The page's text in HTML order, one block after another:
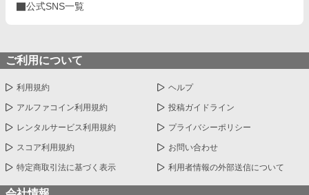
公式SNS一覧
ご利用について
利用規約 ヘルプ
アルファコイン利用規約 投稿ガイドライン
レンタルサービス利用規約 プライバシーポリシー
スコア利用規約 お問い合わせ
特定商取引法に基づく表示 利用者情報の外部送信について